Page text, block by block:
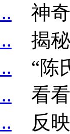
神
揭
“陈
看
反